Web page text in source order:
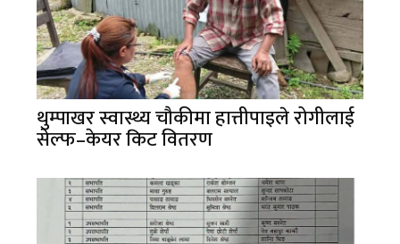
थुम्पाखर स्वास्थ्य चौकीमा हात्तीपाइले रोगीलाई
सेल्फ–केयर किट वितरण